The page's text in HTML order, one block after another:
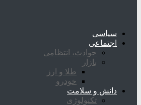
سیاسی
اجتماعی
حوادث، انتظامی
بازار
طلا و ارز
خودرو
دانش و سلامت
تکنولوژی